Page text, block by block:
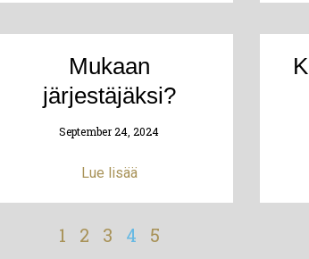
Mukaan
järjestäjäksi?
September 24, 2024
Lue lisää
1 2 3 4 5